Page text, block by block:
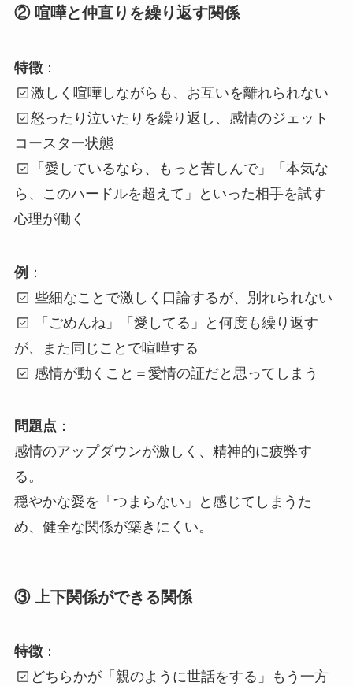
② 喧嘩と仲直りを繰り返す関係
特徴：
激しく喧嘩しながらも、お互いを離れられない
怒ったり泣いたりを繰り返し、感情のジェット
コースター状態
「愛しているなら、もっと苦しんで」「本気な
ら、このハードルを超えて」といった相手を試す
心理が働く
例 ：
些細なことで激しく口論するが、別れられない
「ごめんね」「愛してる」と何度も繰り返す
が、また同じことで喧嘩する
感情が動くこと＝愛情の証だと思ってしまう
問題点 ：
感情のアップダウンが激しく、精神的に疲弊す
る。
穏やかな愛を「つまらない」と感じてしまうた
め、健全な関係が築きにくい。
③ 上下関係ができる関係
特徴：
どちらかが「親のように世話をする」もう一方